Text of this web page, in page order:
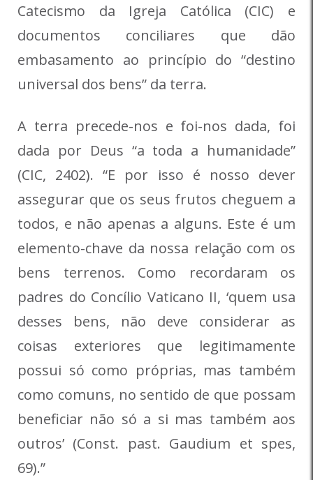
Catecismo da Igreja Católica (CIC) e
documentos conciliares que dão
embasamento ao princípio do “destino
universal dos bens” da terra.
A terra precede-nos e foi-nos dada, foi
dada por Deus “a toda a humanidade”
(CIC, 2402). “E por isso é nosso dever
assegurar que os seus frutos cheguem a
todos, e não apenas a alguns. Este é um
elemento-chave da nossa relação com os
bens terrenos. Como recordaram os
padres do Concílio Vaticano II, ‘quem usa
desses bens, não deve considerar as
coisas exteriores que legitimamente
possui só como próprias, mas também
como comuns, no sentido de que possam
beneficiar não só a si mas também aos
outros’ (Const. past. Gaudium et spes,
69).”